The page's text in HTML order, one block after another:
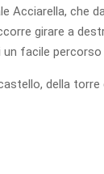
Acciarella, che
girare a
un facile
della